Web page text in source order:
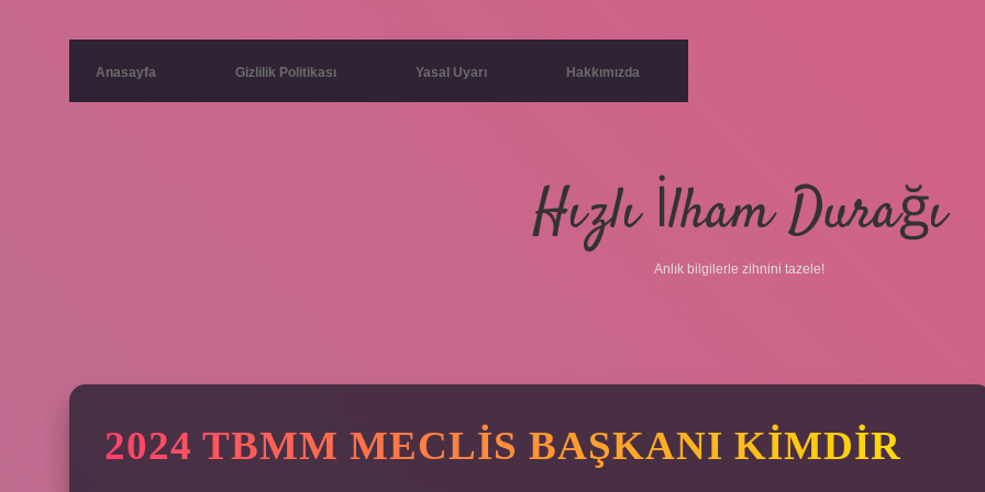
Anasayfa Gizlilik Politikası Yasal Uyarı Hakkımızda
Hızlı İlham Durağı
Anlık bilgilerle zihnini tazele!
2024 TBMM MECLIS BAŞKANI KIMDIR